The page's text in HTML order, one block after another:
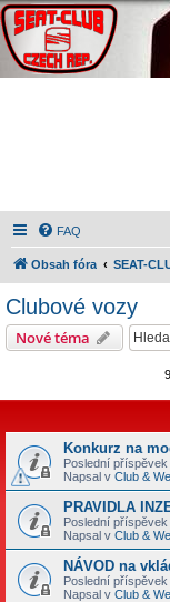
FAQ
Obsah fóra SEAT-
Clubové vozy
Nové téma
Konkurz na
Poslední příspěvek
Napsal v Club &
PRAVIDLA
Poslední příspěvek
Napsal v Club &
NÁVOD na
Poslední příspěvek
Napsal v Club &